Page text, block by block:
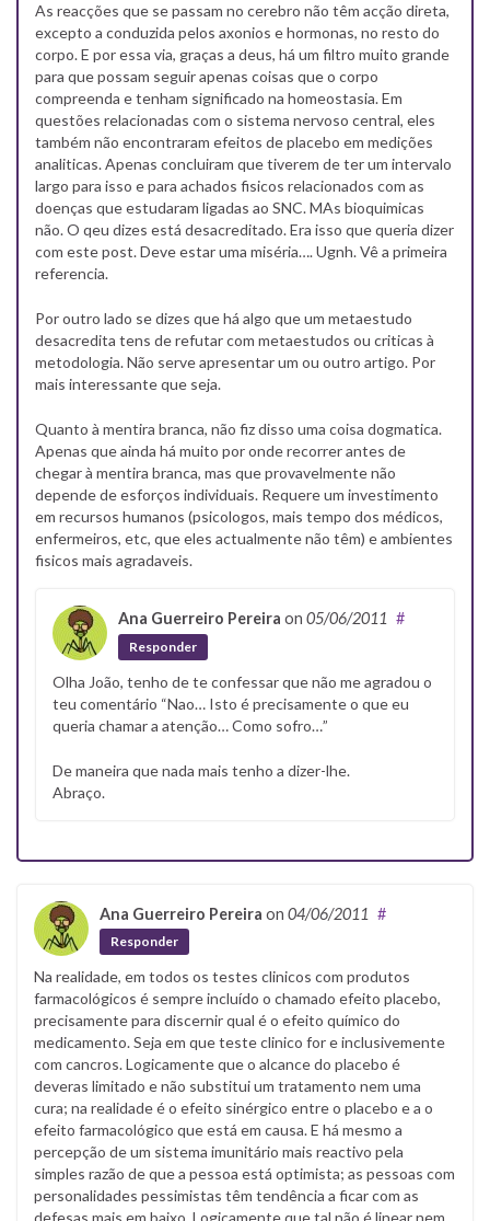
As reacções que se passam no cerebro não têm acção direta,
excepto a conduzida pelos axonios e hormonas, no resto do
corpo. E por essa via, graças a deus, há um filtro muito grande
para que possam seguir apenas coisas que o corpo
compreenda e tenham significado na homeostasia. Em
questões relacionadas com o sistema nervoso central, eles
também não encontraram efeitos de placebo em medições
analiticas. Apenas concluiram que tiverem de ter um intervalo
largo para isso e para achados fisicos relacionados com as
doenças que estudaram ligadas ao SNC. MAs bioquimicas
não. O qeu dizes está desacreditado. Era isso que queria dizer
com este post. Deve estar uma miséria…. Ugnh. Vê a primeira
referencia.
Por outro lado se dizes que há algo que um metaestudo
desacredita tens de refutar com metaestudos ou criticas à
metodologia. Não serve apresentar um ou outro artigo. Por
mais interessante que seja.
Quanto à mentira branca, não fiz disso uma coisa dogmatica.
Apenas que ainda há muito por onde recorrer antes de
chegar à mentira branca, mas que provavelmente não
depende de esforços individuais. Requere um investimento
em recursos humanos (psicologos, mais tempo dos médicos,
enfermeiros, etc, que eles actualmente não têm) e ambientes
fisicos mais agradaveis.
Ana Guerreiro Pereira on 05/06/2011 #
Responder
Olha João, tenho de te confessar que não me agradou o
teu comentário “Nao… Isto é precisamente o que eu
queria chamar a atenção… Como sofro…”
De maneira que nada mais tenho a dizer-lhe.
Abraço.
Ana Guerreiro Pereira on 04/06/2011 #
Responder
Na realidade, em todos os testes clinicos com produtos
farmacológicos é sempre incluído o chamado efeito placebo,
precisamente para discernir qual é o efeito químico do
medicamento. Seja em que teste clinico for e inclusivemente
com cancros. Logicamente que o alcance do placebo é
deveras limitado e não substitui um tratamento nem uma
cura; na realidade é o efeito sinérgico entre o placebo e a o
efeito farmacológico que está em causa. E há mesmo a
percepção de um sistema imunitário mais reactivo pela
simples razão de que a pessoa está optimista; as pessoas com
personalidades pessimistas têm tendência a ficar com as
defesas mais em baixo. Logicamente que tal não é linear nem